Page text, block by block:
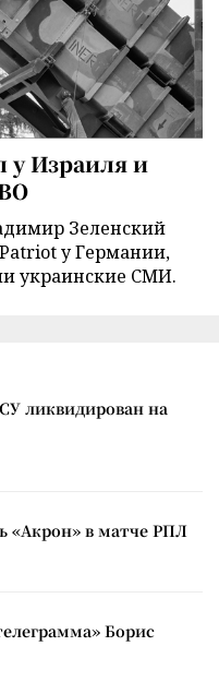
у Израиля и
Зеленский
у Германии,
украинские СМИ.
ликвидирован на
«Акрон» в матче РПЛ
Борис